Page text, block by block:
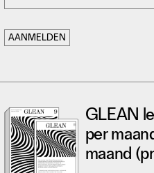
GLEAN
per
maand